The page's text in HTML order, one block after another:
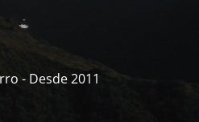
- Desde 2011